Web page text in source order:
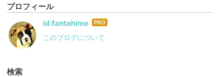
プロフィール
id:fantahime はて
ログ
このブログについて
検索